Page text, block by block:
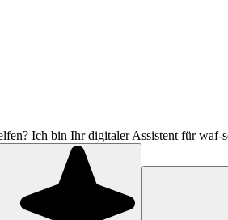
Ich bin Ihr digitaler Assistent für